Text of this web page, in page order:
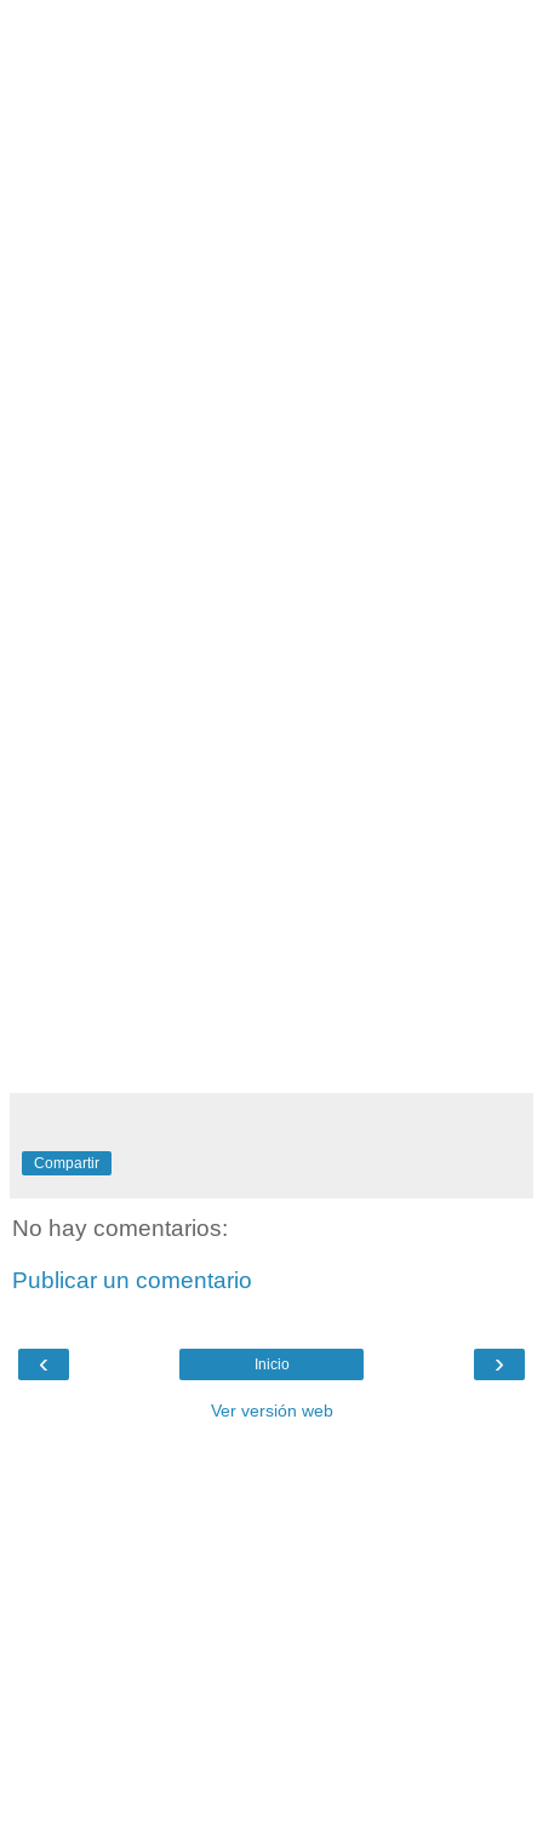
Compartir
No hay comentarios:
Publicar un comentario
‹ ›
Inicio
Ver versión web